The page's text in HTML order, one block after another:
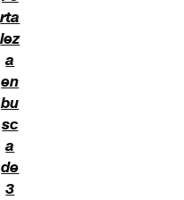
rta
lez
a
en
bu
sc
a
de
3